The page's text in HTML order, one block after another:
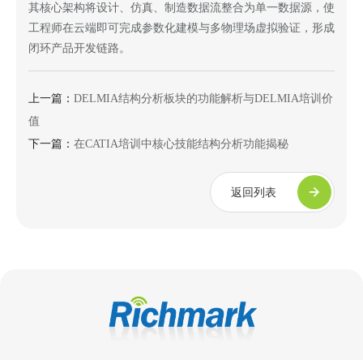
其核心架构将设计、仿真、制造数据流整合为单一数据源，使
工程师在云端即可完成参数化建模与多物理场虚拟验证，形成
闭环产品开发链路。
上一篇： DELMIA结构分析板块的功能解析与DELMIA培训价
值
下一篇： 在CATIA培训中核心技能结构分析功能揭秘
返回列表